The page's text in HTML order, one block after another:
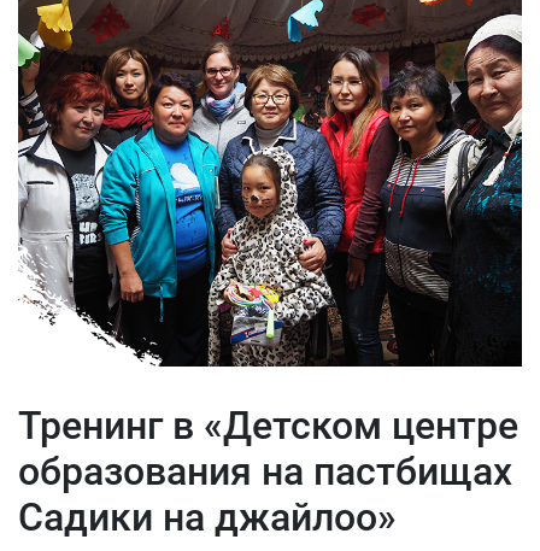
Тренинг в «Детском центре
образования на пастбищах
Садики на джайлоо»